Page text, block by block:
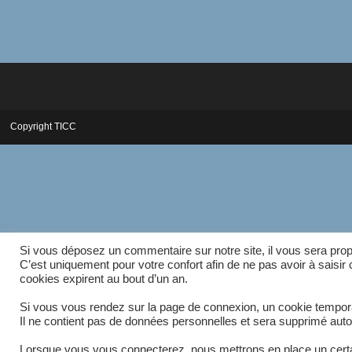
Copyright TICC
Si vous déposez un commentaire sur notre site, il vous sera
C’est uniquement pour votre confort afin de ne pas avoir à
cookies expirent au bout d’un an.
Si vous vous rendez sur la page de connexion, un cookie
Il ne contient pas de données personnelles et sera supprimé